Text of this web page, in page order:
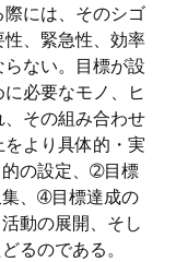
には、そのシゴ
性、緊急性、効率
ない。目標が設
必要なモノ、ヒ
、その組み合わせ
より具体的・実
の設定、➁目標
、➃目標達成の
動の展開、そし
るのである。